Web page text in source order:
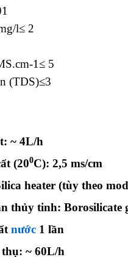
l≤ 2
1≤ 5
(TDS)≤3
~ 4L/h
(200C): 2,5 ms/cm
heater (tùy theo
thủy tinh: Borosilicate
nước 1 lần
~ 60L/h